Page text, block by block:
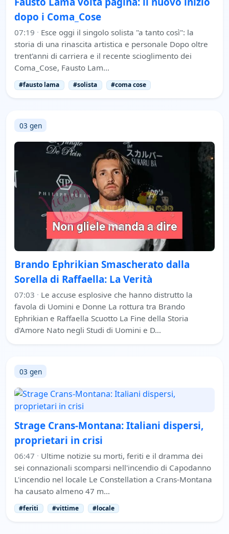
dopo i Coma_Cose
07:19 · Esce oggi il singolo solista "a tanto così": la
storia di una rinascita artistica e personale Dopo oltre
trent'anni di carriera e il recente scioglimento dei
Coma_Cose, Fausto Lam…
#fausto lama #solista #coma cose
03 gen
Brando Ephrikian Smascherato dalla
Sorella di Raffaella: La Verità
07:03 · Le accuse esplosive che hanno distrutto la
favola di Uomini e Donne La rottura tra Brando
Ephrikian e Raffaella Scuotto La Fine della Storia
d'Amore Nato negli Studi di Uomini e D…
03 gen
Strage Crans-Montana: Italiani dispersi,
proprietari in crisi
06:47 · Ultime notizie su morti, feriti e il dramma dei
sei connazionali scomparsi nell'incendio di Capodanno
L'incendio nel locale Le Constellation a Crans-Montana
ha causato almeno 47 m…
#feriti #vittime #locale